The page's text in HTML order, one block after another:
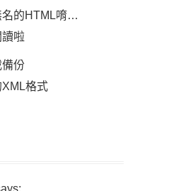
名的HTML唷…
啦
備份
格式